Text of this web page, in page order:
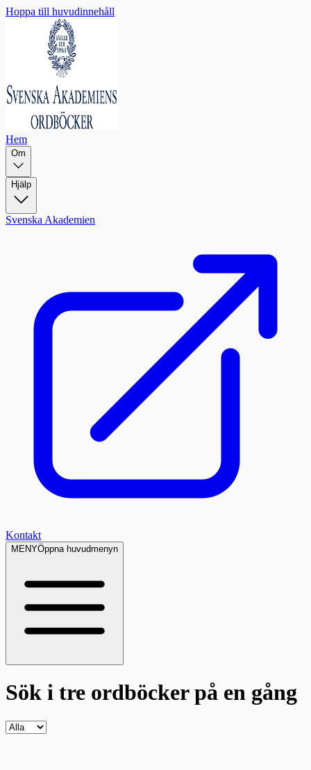
Hoppa till huvudinnehåll
Hem
Om
Hjälp
Svenska Akademien
Kontakt
MENYÖppna huvudmenyn
Sök i tre ordböckerpå en gång